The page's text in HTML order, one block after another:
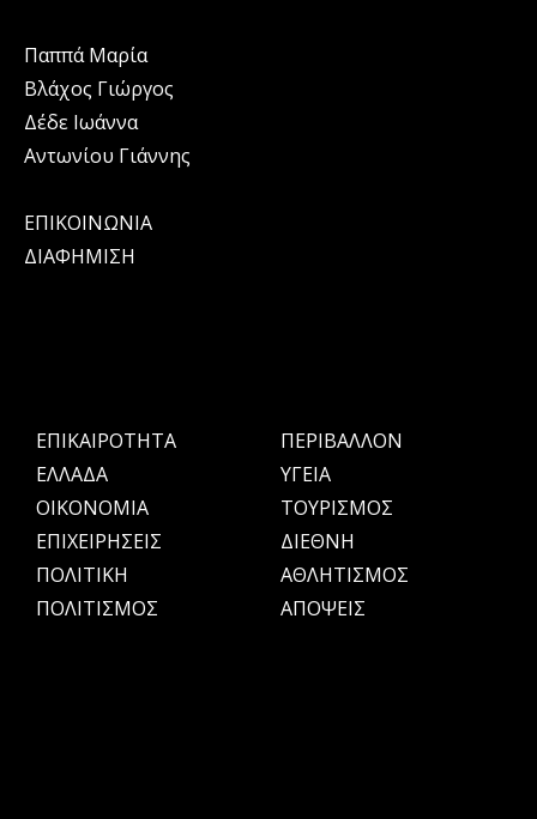
Παππά Μαρία
Βλάχος Γιώργος
Δέδε Ιωάννα
Αντωνίου Γιάννης
ΕΠΙΚΟΙΝΩΝΙΑ
ΔΙΑΦΗΜΙΣΗ
ΕΠΙΚΑΙΡΟΤΗΤΑ
ΕΛΛΑΔΑ
OIKONOMIA
ΕΠΙΧΕΙΡΗΣΕΙΣ
ΠΟΛΙΤΙΚΗ
ΠΟΛΙΤΙΣΜΟΣ
ΠΕΡΙΒΑΛΛΟΝ
ΥΓΕΙΑ
ΤΟΥΡΙΣΜΟΣ
ΔΙΕΘΝΗ
ΑΘΛΗΤΙΣΜΟΣ
ΑΠΟΨΕΙΣ